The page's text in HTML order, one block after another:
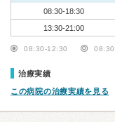
08:30-18:30
13:30-21:00
08:30-12:30
治療実績
この病院の治療実績を見る